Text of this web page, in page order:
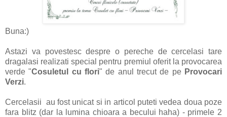
Buna:)
Astazi va povestesc despre o pereche de cercelasi tare
dragalasi realizati special pentru premiul oferit la provocarea
verde "Cosuletul cu flori" de anul trecut de pe Provocari
Verzi.
Cercelasii au fost unicat si in articol puteti vedea doua poze
fara blitz (dar la lumina chioara a becului haha) - primele 2